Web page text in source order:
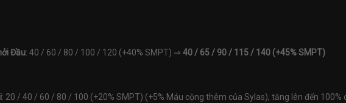
Đầu: 40 / 60 / 80 / 100 / 120 (+40% SMPT) ⇒ 40 / 65 / 90 / 115 / 140 (+45% SMPT)
: 20 / 40 / 60 / 80 / 100 (+20% SMPT) (+5% Máu cộng thêm của Sylas), tăng lên đến